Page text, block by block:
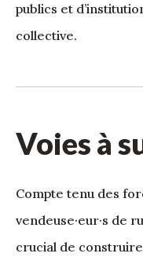
publics et
collective.
Voies à
Compte tenu des
vendeuse·eur·s de
crucial de